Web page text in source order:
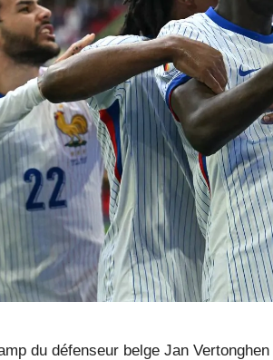
du défenseur belge Jan